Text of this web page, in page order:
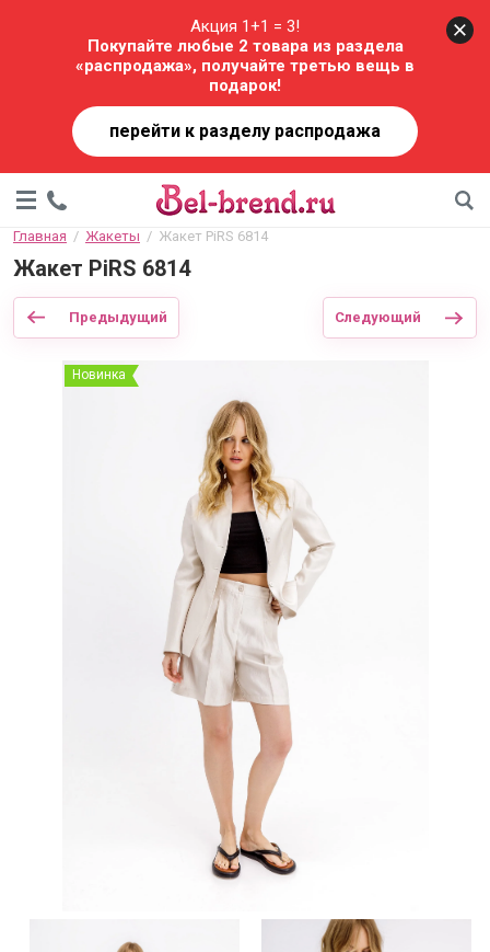
Акция 1+1 = 3!
Покупайте любые 2 товара из раздела
«распродажа», получайте третью вещь в
подарок!
перейти к разделу распродажа
Главная
  /
Жакеты
  /  Жакет PiRS 6814
Жакет PiRS 6814
Предыдущий Следующий
Новинка